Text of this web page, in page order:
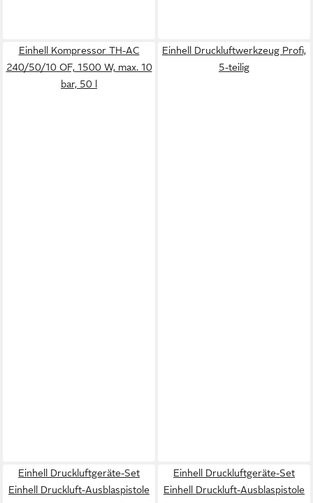
Einhell Kompressor TH-AC
240/50/10 OF, 1500 W, max. 10
bar, 50 l
Einhell Druckluftwerkzeug Profi,
5-teilig
Einhell Druckluftgeräte-Set
Einhell Druckluft-Ausblaspistole
Einhell Druckluftgeräte-Set
Einhell Druckluft-Ausblaspistole